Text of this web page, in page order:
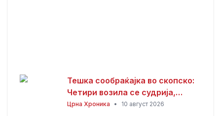
Тешка сообраќајка во скопско:
Четири возила се судрија,
седум лица повредени
Црна Хроника • 10 август 2026